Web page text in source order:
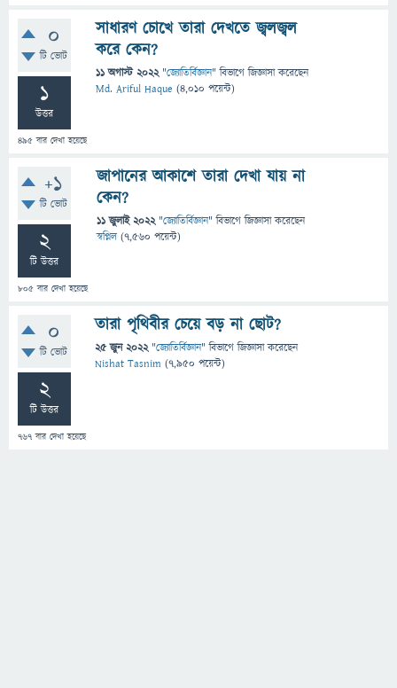
0
টি ভোট
1
উত্তর
495 বার দেখা হয়েছে
সাধারণ চোখে তারা দেখতে জ্বলজ্বল
করে কেন?
11 অগাস্ট 2022 "জ্যোতির্বিজ্ঞান" বিভাগে জিজ্ঞাসাকরেছেন
Md. Ariful Haque (4,010 পয়েন্ট)
+1
টি ভোট
2
টি উত্তর
805 বার দেখা হয়েছে
জাপানের আকাশে তারা দেখা যায় না
কেন?
11 জুলাই 2022 "জ্যোতির্বিজ্ঞান" বিভাগে জিজ্ঞাসাকরেছেন
স্বপ্নিল (7,560 পয়েন্ট)
0
টি ভোট
2
টি উত্তর
767 বার দেখা হয়েছে
তারা পৃথিবীর চেয়ে বড় না ছোট?
25 জুন 2022 "জ্যোতির্বিজ্ঞান" বিভাগে জিজ্ঞাসাকরেছেন
Nishat Tasnim (7,950 পয়েন্ট)